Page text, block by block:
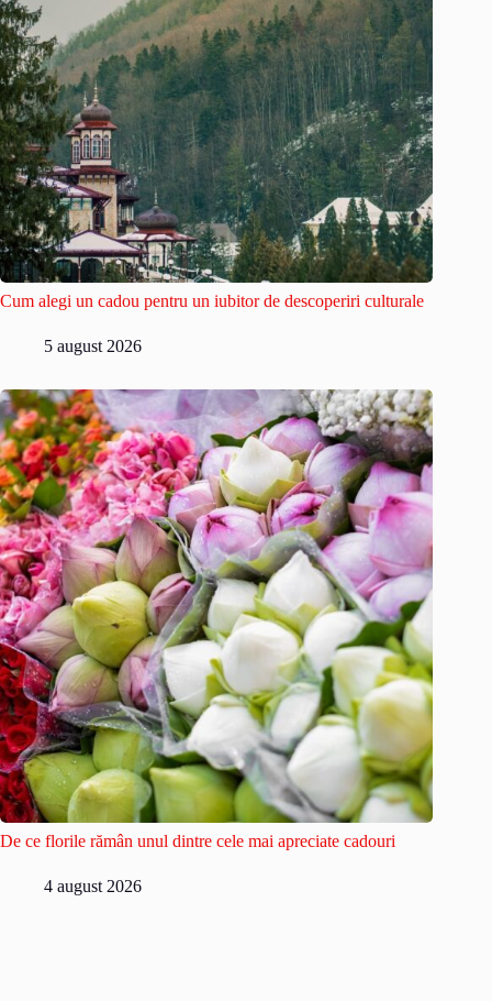
Cum alegi un cadou pentru un iubitor de descoperiri culturale
5 august 2026
De ce florile rămân unul dintre cele mai apreciate cadouri
4 august 2026